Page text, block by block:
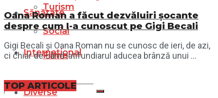
Turism
Social
Filme
Sănătate
Internațional
Diverse
Oana Roman a făcut dezvăluiri șocante
despre cum l-a cunoscut pe Gigi Becali
Gigi Becali și Oana Roman nu se cunosc de ieri, de azi,
ci chiar de când latifundiarul aducea brânză unui ...
TOP ARTICOLE